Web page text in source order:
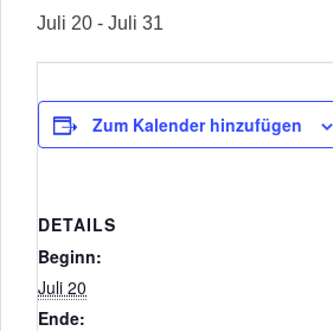
Juli 20 - Juli 31
Zum Kalender hinzufügen
DETAILS
Beginn:
Juli 20
Ende: